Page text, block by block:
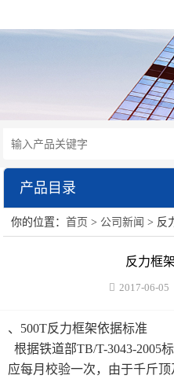
产品目录
水泥砂浆类试验仪器
防水卷材类试验仪器
你的位置：首页 > 公司新闻 > 反
反力框
2017-06-05
、500T反力框架依据标准
根据铁道部TB/T-3043-2005
应每月校验一次，由于千斤